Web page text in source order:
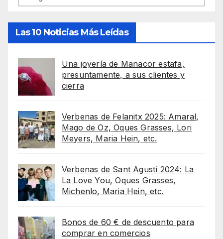
Las 10 Noticias Más Leídas
Una joyería de Manacor estafa,
presuntamente, a sus clientes y
cierra
Verbenas de Felanitx 2025: Amaral,
Mago de Oz, Oques Grasses, Lori
Meyers, Maria Hein, etc.
Verbenas de Sant Agustí 2024: La
La Love You, Oques Grasses,
Michenlo, Maria Hein, etc.
Bonos de 60 € de descuento para
comprar en comercios